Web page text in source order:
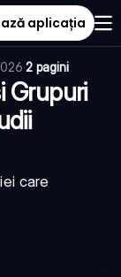
aplicația
·2 pagini
Grupuri
care